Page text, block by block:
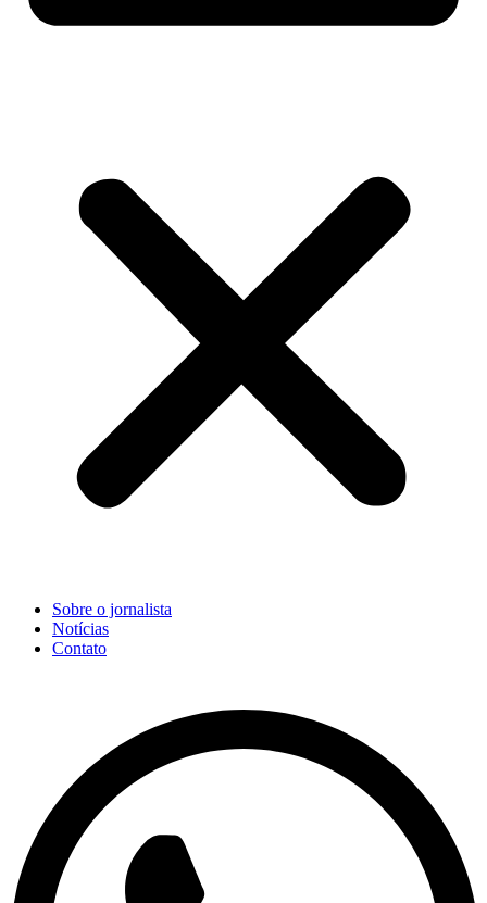
Sobre o jornalista
Notícias
Contato